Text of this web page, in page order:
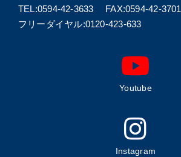
TEL:0594-42-3633 FAX:0594-42-3701
フリーダイヤル:0120-423-633
Youtube
Instagram